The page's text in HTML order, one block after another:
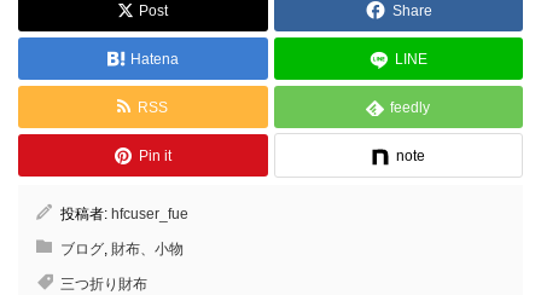
Post Share
Hatena LINE
RSS feedly
Pin it note
投稿者: hfcuser_fue
ブログ, 財布、小物
三つ折り財布